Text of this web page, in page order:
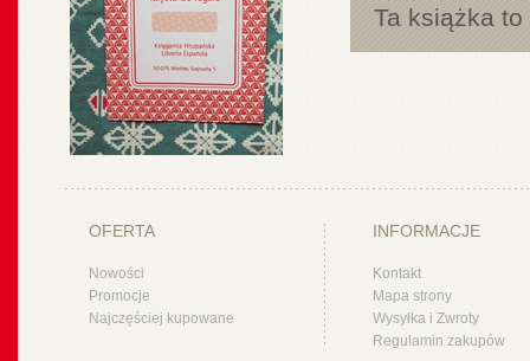
Ta książka
OFERTA
Nowości
Promocje
Najczęściej kupowane
INFORMACJE
Kontakt
Mapa strony
Wysyłka i Zwroty
Regulamin zakupów